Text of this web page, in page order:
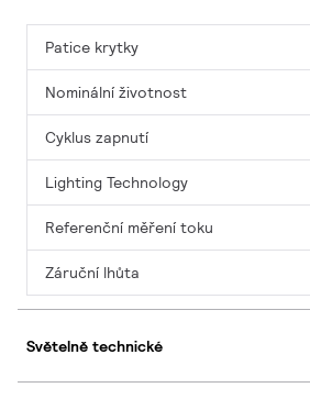
Patice krytky
Nominální životnost
Cyklus zapnutí
Lighting Technology
Referenční měření toku
Záruční lhůta
Světelně technické